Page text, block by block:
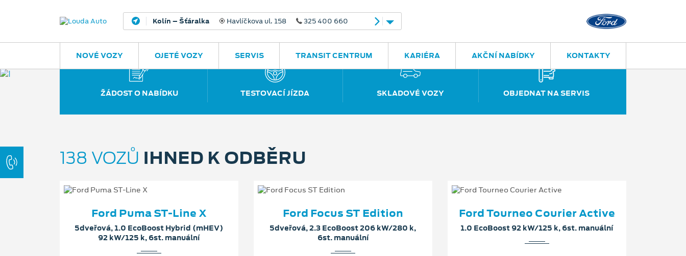
Kolín – Šťáralka Havlíčkova ul. 158 325 400 660 Jihlava
NOVÉ VOZY OJETÉ VOZY SERVIS TRANSIT CENTRUM KARIÉRA AKČNÍ NABÍDKY KONTAKTY
ŽÁDOST O NABÍDKU TESTOVACÍ JÍZDA SKLADOVÉ VOZY OBJEDNAT NA SERVIS
138 VOZŮ IHNED K ODBĚRU
Ford Puma ST-Line X
5dveřová, 1.0 EcoBoost Hybrid (mHEV)
92 kW/125 k, 6st. manuální
Ford Focus ST Edition
5dveřová, 2.3 EcoBoost 206 kW/280 k,
6st. manuální
Ford Tourneo Courier Active
1.0 EcoBoost 92 kW/125 k, 6st. manuální